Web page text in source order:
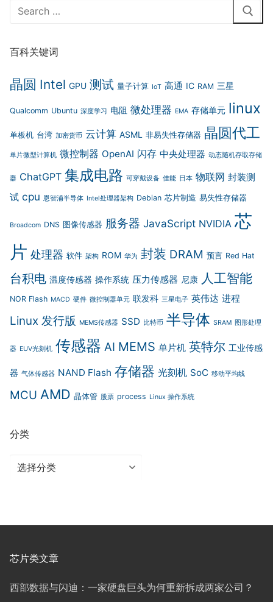
Search
百科关键词
晶圆 Intel GPU 测试 量子计算 IoT 高通 IC RAM 三星
Qualcomm Ubuntu 深度学习 电阻 微处理器 EMA 存储单元 linux
单板机 台湾 加密货币 云计算 ASML 非易失性存储器 晶圆代工
单片微型计算机 微控制器 OpenAI 闪存 中央处理器 动态随机存取存储
器 ChatGPT 集成电路 可穿戴设备 佳能 日本 物联网 封装测
试 cpu 恩智浦半导体 Intel处理器架构 Debian 芯片制造 易失性存储器
Broadcom DNS 图像传感器 服务器 JavaScript NVIDIA 芯
片 处理器 软件 架构 ROM 华为 封装 DRAM 预言 Red Hat
台积电 温度传感器 操作系统 压力传感器 尼康 人工智能
NOR Flash MACD 硬件 微控制器单元 联发科 三星电子 英伟达 进程
Linux 发行版 MEMS传感器 SSD 比特币 半导体 SRAM 图形处理
器 EUV光刻机 传感器 AI MEMS 单片机 英特尔 工业传感
器 气体传感器 NAND Flash 存储器 光刻机 SoC 移动平均线
MCU AMD 晶体管 股票 process Linux 操作系统
分类
分
芯片类文章
西部数据与闪迪：一家硬盘巨头为何重新拆成两家公司？